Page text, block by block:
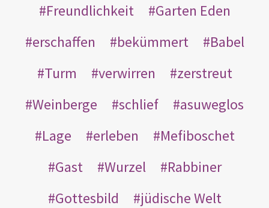
Freundlichkeit
Garten Eden
erschaffen
bekümmert
Babel
Turm
verwirren
zerstreut
Weinberge
schlief
asuweglos
Lage
erleben
Mefiboschet
Gast
Wurzel
Rabbiner
Gottesbild
jüdische Welt